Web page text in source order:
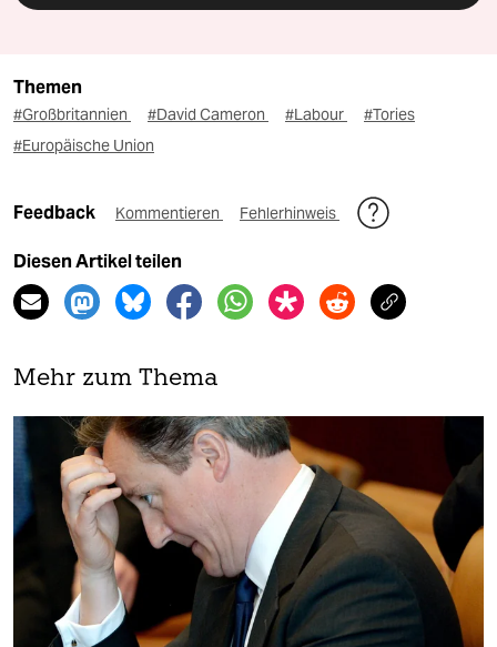
Themen
#Großbritannien #David Cameron #Labour
#Tories
#Europäische Union
Feedback Kommentieren Fehlerhinweis
Diesen Artikel teilen
Mehr zum Thema